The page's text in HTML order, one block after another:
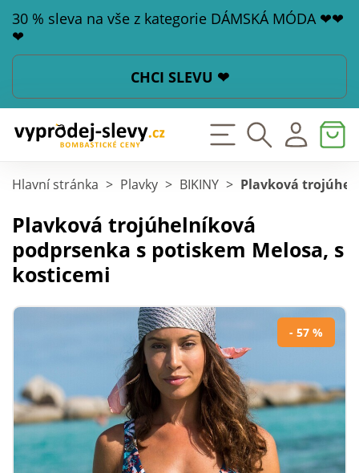
30 % sleva na vše z kategorie DÁMSKÁ MÓDA ❤❤
❤
CHCI SLEVU ❤
Hlavní stránka > Plavky > BIKINY > Plavková
Plavková trojúhelníková
podprsenka s potiskem Melosa, s
kosticemi
- 57 %